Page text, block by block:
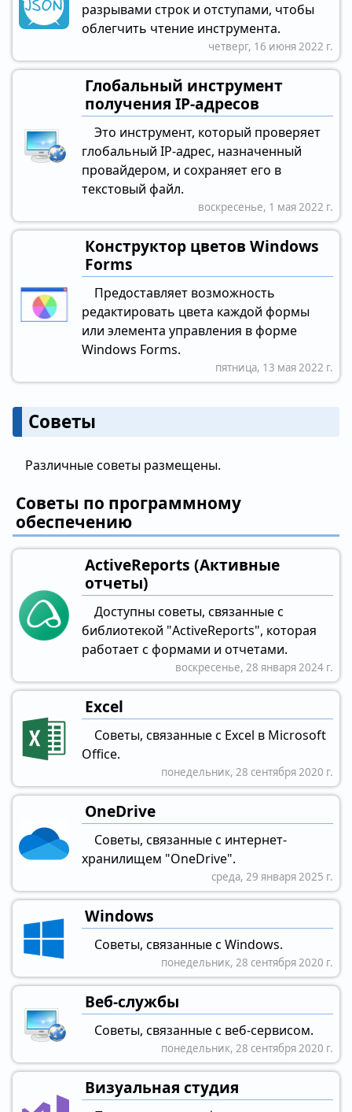
разрывами строк и отступами, чтобы
облегчить чтение инструмента.
четверг, 16 июня 2022 г.
Глобальный инструмент
получения IP-адресов
Это инструмент, который проверяет
глобальный IP-адрес, назначенный
провайдером, и сохраняет его в
текстовый файл.
воскресенье, 1 мая 2022 г.
Конструктор цветов Windows
Forms
Предоставляет возможность
редактировать цвета каждой формы
или элемента управления в форме
Windows Forms.
пятница, 13 мая 2022 г.
Советы
Различные советы размещены.
Советы по программному
обеспечению
ActiveReports (Активные
отчеты)
Доступны советы, связанные с
библиотекой "ActiveReports", которая
работает с формами и отчетами.
воскресенье, 28 января 2024 г.
Excel
Советы, связанные с Excel в Microsoft
Office.
понедельник, 28 сентября 2020 г.
OneDrive
Советы, связанные с интернет-
хранилищем "OneDrive".
среда, 29 января 2025 г.
Windows
Советы, связанные с Windows.
понедельник, 28 сентября 2020 г.
Веб-службы
Советы, связанные с веб-сервисом.
понедельник, 28 сентября 2020 г.
Визуальная студия